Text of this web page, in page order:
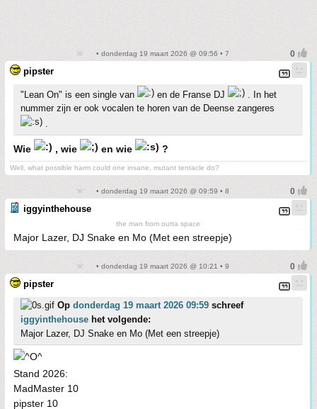
• donderdag 19 maart 2026 @ 09:56 • 7
pipster
"Lean On" is een single van en de Franse DJ
. In het
nummer zijn er ook vocalen te horen van de Deense zangeres
Wie , wie en wie ?
Well, what possible harm could one insane, mutant tentacle do?
• donderdag 19 maart 2026 @ 09:59 • 8
iggyinthehouse
the man from outta space
Major Lazer, DJ Snake en Mo (Met een streepje)
• donderdag 19 maart 2026 @ 10:21 • 9
pipster
Op donderdag 19 maart 2026 09:59 schreef
iggyinthehouse het volgende:
Major Lazer, DJ Snake en Mo (Met een streepje)
Stand 2026:
MadMaster 10
pipster 10